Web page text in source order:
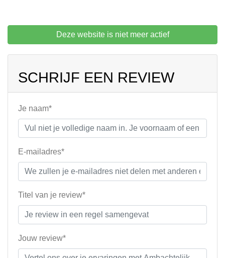
Deze website is niet meer actief
SCHRIJF EEN REVIEW
Je naam*
E-mailadres*
Titel van je review*
Jouw review*